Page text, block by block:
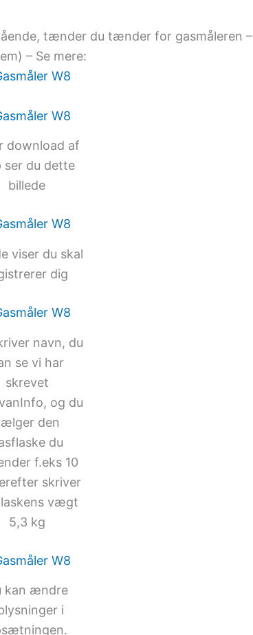
tænder du tænder for gasmåleren –
– Se mere:
download af
ser du dette
billede
viser du skal
dig
navn, du
se vi har
skrevet
og du
den
du
f.eks 10
skriver
vægt
5,3 kg
kan ændre
i